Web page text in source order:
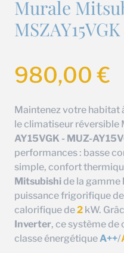
Murale
MSZAY15VGK
980,00€
Maintenez votre habitat
le climatiseur réversible
AY15VGK - MUZ-
performances : basse
simple, confort
Mitsubishi de la gamme
puissance frigorifique de
calorifique de2 kW.
Inverter, ce système
classe énergétiqueA++/